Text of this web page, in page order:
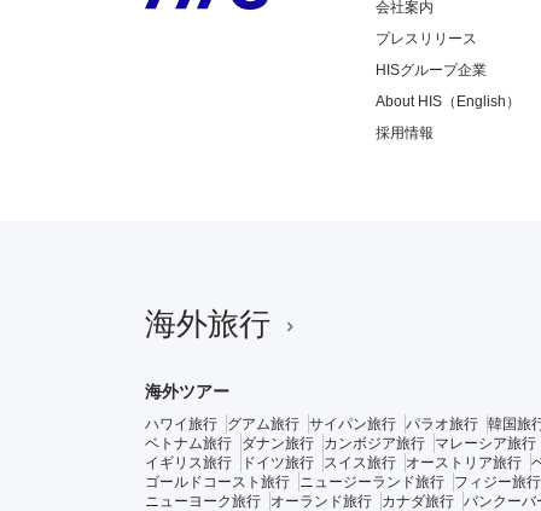
会社案内
プレスリリース
HISグループ企業
About HIS（English）
採用情報
海外旅行
海外ツアー
ハワイ旅行 グアム旅行 サイパン旅行 パラオ旅行 韓国旅
ベトナム旅行
ダナン旅行 カンボジア旅行
マレーシア旅行
イギリス旅行
ドイツ旅行 スイス旅行 オーストリア旅行
ゴールドコースト旅行
ニュージーランド旅行
フィジー旅行
ニューヨーク旅行
オーランド旅行 カナダ旅行 バンクーバ